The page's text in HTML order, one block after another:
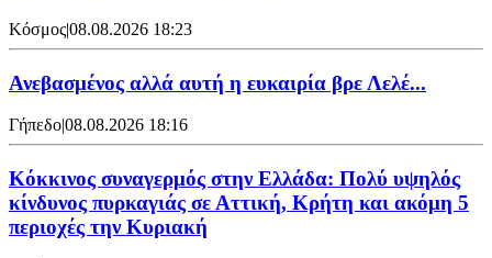
Κόσμος|08.08.2026 18:23
Ανεβασμένος αλλά αυτή η ευκαιρία βρε Λελέ...
Γήπεδο|08.08.2026 18:16
Κόκκινος συναγερμός στην Ελλάδα: Πολύ υψηλός
κίνδυνος πυρκαγιάς σε Αττική, Κρήτη και ακόμη 5
περιοχές την Κυριακή